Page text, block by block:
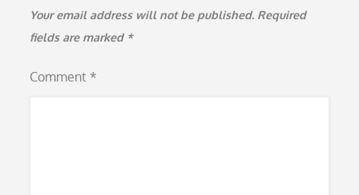
Your email address will not be published. Required
fields are marked *
Comment *